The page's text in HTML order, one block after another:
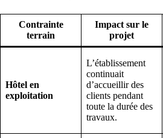
Contrainte
terrain
Impact sur le
projet
Hôtel en
exploitation
L’établissement
continuait
d’accueillir des
clients pendant
toute la durée des
travaux.